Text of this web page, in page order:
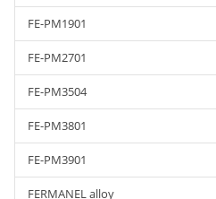
FE-PM1901
FE-PM2701
FE-PM3504
FE-PM3801
FE-PM3901
FERMANEL alloy